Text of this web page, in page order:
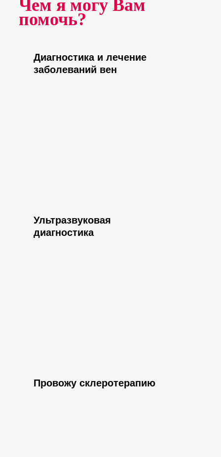
Чем я могу Вам
помочь?
Диагностика и лечение
заболеваний вен
Ультразвуковая
диагностика
Провожу склеротерапию